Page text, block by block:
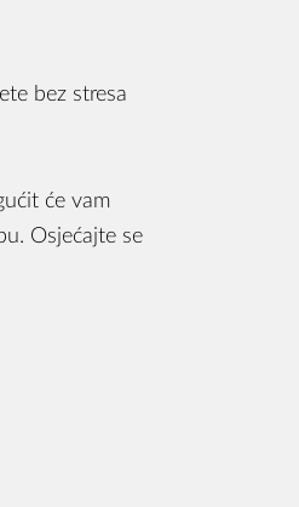
bez stresa
će vam
Osjećajte se